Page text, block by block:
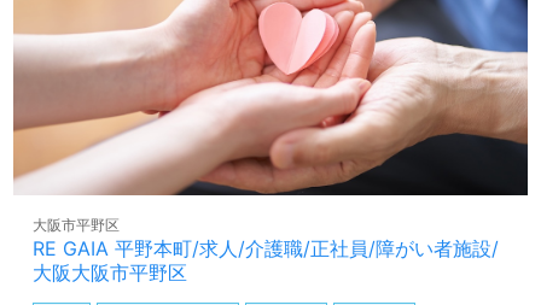
ションに！『ご利用者様のお役に立ちたい、資格/経験を活
かしたい』『メリハリをつけて働きたい、働きがいを感じ
ながら仕事をしたい』『介護知識や技術力を高めたい』
『転職で施設形態や環境を変えて働きたい』等の方も大歓
迎です。募集詳細等、担当コンサルタントよりご案内しま
す。お問い合わせも遠慮なくお願いします。
全国の求人ご紹介！医療/福祉業界の正社員/パート求人探
しは【ウィルオブ介護】＊求人情報収集、将来的に検討の
方も遠慮なく＊
LINE、メール、お電話などご希望に応じてお問い合わせ/ご
RE GAIA 平野本町/求人/介護職/正社員/障がい者施設/
大阪大阪市平野区
大阪市平野区